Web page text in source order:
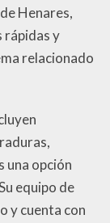
Henares,
rápidas y
relacionado
una opción
equipo de
y cuenta con